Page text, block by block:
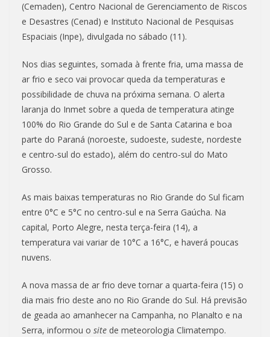
(Cemaden), Centro Nacional de Gerenciamento de Riscos
e Desastres (Cenad) e Instituto Nacional de Pesquisas
Espaciais (Inpe), divulgada no sábado (11).
Nos dias seguintes, somada à frente fria, uma massa de
ar frio e seco vai provocar queda da temperaturas e
possibilidade de chuva na próxima semana. O alerta
laranja do Inmet sobre a queda de temperatura atinge
100% do Rio Grande do Sul e de Santa Catarina e boa
parte do Paraná (noroeste, sudoeste, sudeste, nordeste
e centro-sul do estado), além do centro-sul do Mato
Grosso.
As mais baixas temperaturas no Rio Grande do Sul ficam
entre 0°C e 5°C no centro-sul e na Serra Gaúcha. Na
capital, Porto Alegre, nesta terça-feira (14), a
temperatura vai variar de 10°C a 16°C, e haverá poucas
nuvens.
A nova massa de ar frio deve tornar a quarta-feira (15) o
dia mais frio deste ano no Rio Grande do Sul. Há previsão
de geada ao amanhecer na Campanha, no Planalto e na
Serra, informou o site de meteorologia Climatempo.